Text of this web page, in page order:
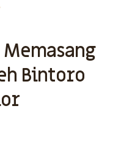
Memasang
Bintoro